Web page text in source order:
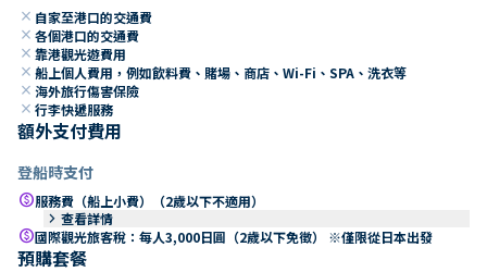
close 自家至港口的交通費
close 各個港口的交通費
close 靠港觀光遊費用
close 船上個人費用，例如飲料費、賭場、商店、Wi-Fi、SPA、洗衣等
close 海外旅行傷害保險
close 行李快遞服務
額外支付費用
登船時支付
paid服務費（船上小費）（2歲以下不適用）
keyboard_arrow_right 查看詳情
paid國際觀光旅客稅：每人3,000日圓（2歲以下免徵） ※僅限從日本出發
預購套餐